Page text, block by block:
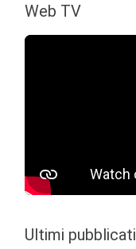
Web TV
Ultimi pubblicati